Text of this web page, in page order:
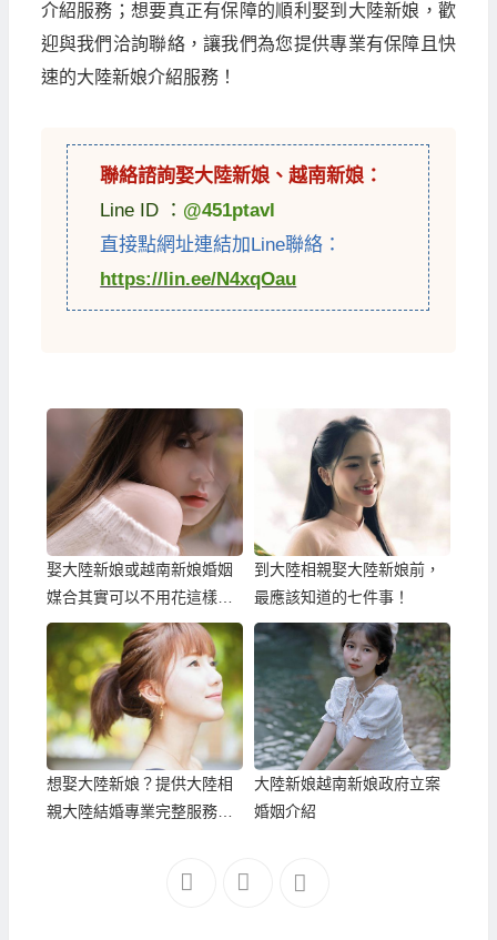
介紹服務；想要真正有保障的順利娶到大陸新娘，歡
迎與我們洽詢聯絡，讓我們為您提供專業有保障且快
速的大陸新娘介紹服務！
聯絡諮詢娶大陸新娘 、越南新娘 ：
Line ID ： @451ptavl
直接點網址連結加Line聯絡：
https://lin.ee/N4xqOau
娶大陸新娘或越南新娘婚姻
媒合其實可以不用花這樣多
錢！
到大陸相親娶大陸新娘前，
最應該知道的七件事！
想娶大陸新娘？提供大陸相
親大陸結婚專業完整服務的
大陸新娘越南新娘政府立案
婚姻介紹